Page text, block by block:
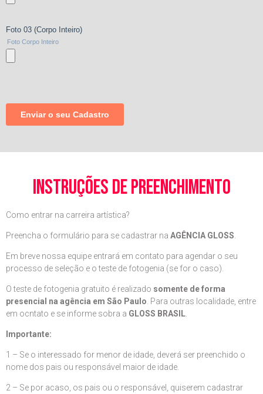
instruções de preenchimento
Como entrar na carreira artística?
Preencha o formulário para se cadastrar na AGÊNCIA GLOSS
Em breve nossa equipe entrará em contato para agendar o seu
processo de seleção e o teste de fotogenia (se for o caso).
O teste de fotogenia gratuito é realizado somente de forma
presencial na agência em São Paulo . Para outras localidade, entre
em ocntato e se informe sobra a GLOSS BRASIL
Importante:
1 – Se o interessado for menor de idade, deverá ser preenchido o
nome dos pais ou responsável maior de idade.
2 – Se por acaso, os pais ou o responsável, quiserem cadastrar